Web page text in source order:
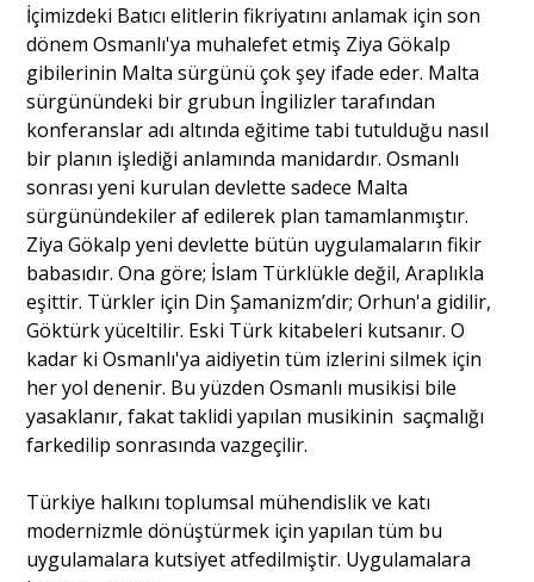
İçimizdeki Batıcı elitlerin fikriyatını anlamak için son
dönem Osmanlı'ya muhalefet etmiş Ziya Gökalp
gibilerinin Malta sürgünü çok şey ifade eder. Malta
sürgünündeki bir grubun İngilizler tarafından
konferanslar adı altında eğitime tabi tutulduğu nasıl
bir planın işlediği anlamında manidardır. Osmanlı
sonrası yeni kurulan devlette sadece Malta
sürgünündekiler af edilerek plan tamamlanmıştır.
Ziya Gökalp yeni devlette bütün uygulamaların fikir
babasıdır. Ona göre; İslam Türklükle değil, Araplıkla
eşittir. Türkler için Din Şamanizm’dir; Orhun'a gidilir,
Göktürk yüceltilir. Eski Türk kitabeleri kutsanır. O
kadar ki Osmanlı'ya aidiyetin tüm izlerini silmek için
her yol denenir. Bu yüzden Osmanlı musikisi bile
yasaklanır, fakat taklidi yapılan musikinin saçmalığı
farkedilip sonrasında vazgeçilir.
Türkiye halkını toplumsal mühendislik ve katı
modernizmle dönüştürmek için yapılan tüm bu
uygulamalara kutsiyet atfedilmiştir. Uygulamalara